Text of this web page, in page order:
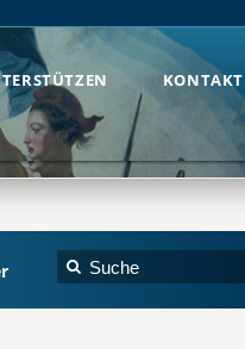
KONTAKT
KONTAKT